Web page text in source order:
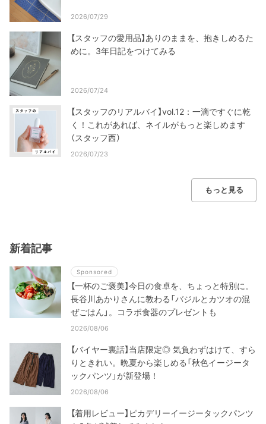
2026/07/29
【スタッフの愛用品】ありのままを、抱きしめるた
めに。3年日記をつけてみる
2026/07/24
【スタッフのリアルバイ】vol.12：一滴ですぐに乾
く！これがあれば、ネイルがもっと楽しめます
（スタッフ西）
2026/07/23
もっと見る
新着記事
Sponsored
【一杯のご褒美】今日の食卓を、ちょっと特別に。
長谷川あかりさんに教わる「バジルとカツオの混
ぜごはん」。コラボ食器のプレゼントも
2026/08/06
【バイヤー裏話】当店限定◎ 気負わずはけて、すら
りときれい。晩夏から楽しめる「秋色イージータ
ックパンツ」が新登場！
2026/08/06
【着用レビュー】ピカデリーイージータックパンツ